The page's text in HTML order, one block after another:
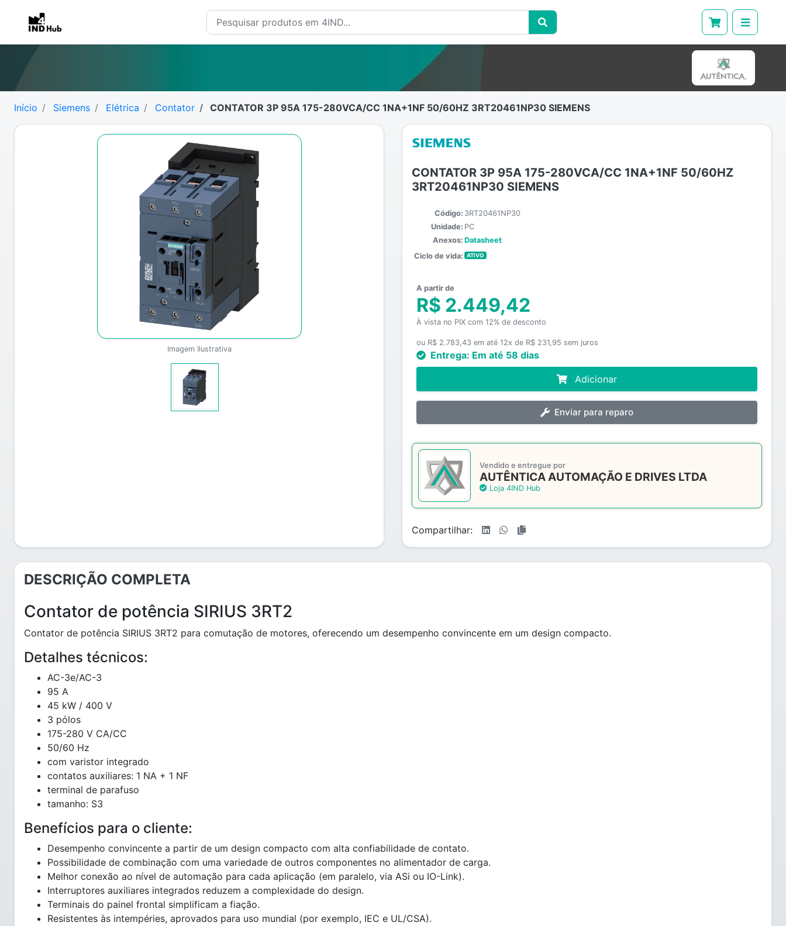
Início Siemens Elétrica Contator CONTATOR 3P 95A 175-280VCA/CC 1NA+1NF 50/60HZ 3RT20461NP30 SIEMENS
Imagem Ilustrativa
CONTATOR 3P 95A 175-280VCA/CC 1NA+1NF 50/60HZ
3RT20461NP30 SIEMENS
Código: 3RT20461NP30
Unidade: PC
Anexos: Datasheet
Ciclo de vida:
ATIVO
A partir de
R$ 2.449,42
À vista no PIX com 12% de desconto
ou R$ 2.783,43 em até 12x de R$ 231,95 sem juros
Entrega: Em até 58 dias
Adicionar
Enviar para reparo
Vendido e entregue por
AUTÊNTICA AUTOMAÇÃO E DRIVES LTDA
Loja 4IND Hub
Compartilhar:
DESCRIÇÃO COMPLETA
Contator de potência SIRIUS 3RT2
Contator de potência SIRIUS 3RT2 para comutação de motores, oferecendo um desempenho convincente em um design compacto.
Detalhes técnicos:
AC-3e/AC-3
95 A
45 kW / 400 V
3 pólos
175-280 V CA/CC
50/60 Hz
com varistor integrado
contatos auxiliares: 1 NA + 1 NF
terminal de parafuso
tamanho: S3
Benefícios para o cliente:
Desempenho convincente a partir de um design compacto com alta confiabilidade de contato.
Possibilidade de combinação com uma variedade de outros componentes no alimentador de carga.
Melhor conexão ao nível de automação para cada aplicação (em paralelo, via ASi ou IO-Link).
Interruptores auxiliares integrados reduzem a complexidade do design.
Terminais do painel frontal simplificam a fiação.
Resistentes às intempéries, aprovados para uso mundial (por exemplo, IEC e UL/CSA).